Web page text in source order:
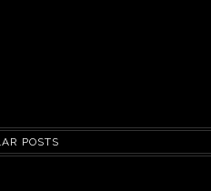
POSTS